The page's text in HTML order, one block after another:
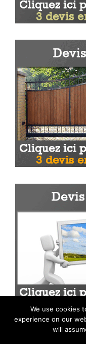
We use cookies
experience on our
will